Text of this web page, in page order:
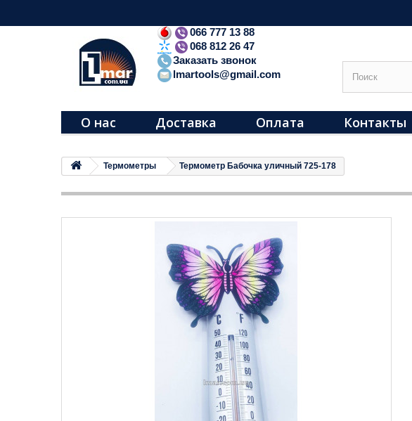
066 777 13 88
068 812 26 47
Заказать звонок
lmartools@gmail.com
О нас Доставка Оплата Контакты
Термометры Термометр Бабочка уличный 725-178